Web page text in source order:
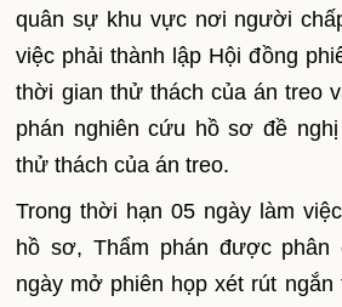
quân sự khu vực nơi người chấ
việc phải thành lập Hội đồng
thời gian thử thách của án treo
phán nghiên cứu hồ sơ đề
thử thách của án treo.
Trong thời hạn 05 ngày làm
hồ sơ, Thẩm phán được phân
ngày mở phiên họp xét rút